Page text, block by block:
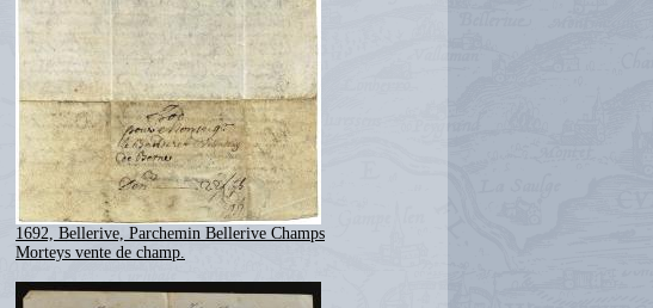
1692, Bellerive, Parchemin Bellerive Champs
Morteys vente de champ.